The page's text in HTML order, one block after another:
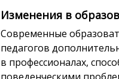
Изменения в
Современные
педагогов
в профессионалах,